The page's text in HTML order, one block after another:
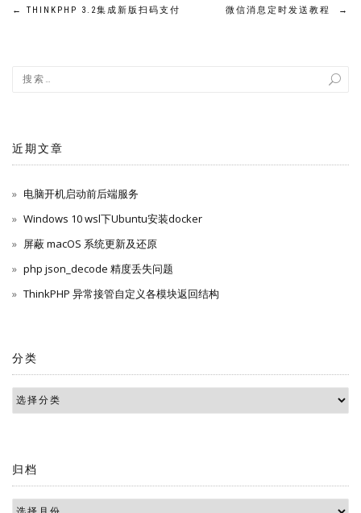
文
导
← THINKPHP 3.2集成新版扫码支付 微信消息定时发送教程 →
近期文章
电脑开机启动前后端服务
Windows 10 wsl下Ubuntu安装docker
屏蔽 macOS 系统更新及还原
php json_decode 精度丢失问题
ThinkPHP 异常接管自定义各模块返回结构
分类
归档